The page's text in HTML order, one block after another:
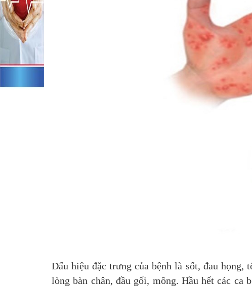
Dấu hiệu đặc trưng của bệnh là sốt, đau
lòng bàn chân, đầu gối, mông. Hầu hết các ca